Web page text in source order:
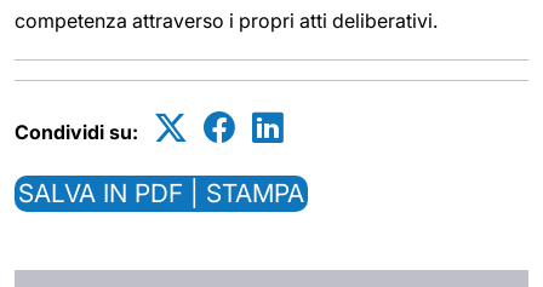
competenza attraverso i propri atti deliberativi.
Condividi su:
SALVA IN PDF | STAMPA